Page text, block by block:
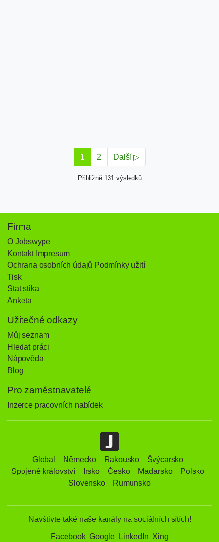
1 2 Další ▷
Přibližně 131 výsledků
Firma
O Jobswype
Kontakt Impresum
Ochrana osobních údajů Podmínky užití
Tisk
Statistika
Anketa
Užitečné odkazy
Můj seznam
Hledat práci
Nápověda
Blog
Pro zaměstnavatelé
Inzerce pracovních nabídek
Global Německo Rakousko
Švýcarsko
Spojené království
Irsko Česko Maďarsko
Polsko
Slovensko
Rumunsko
Navštivte také naše kanály na sociálních sítích!
Facebook Google LinkedIn Xing